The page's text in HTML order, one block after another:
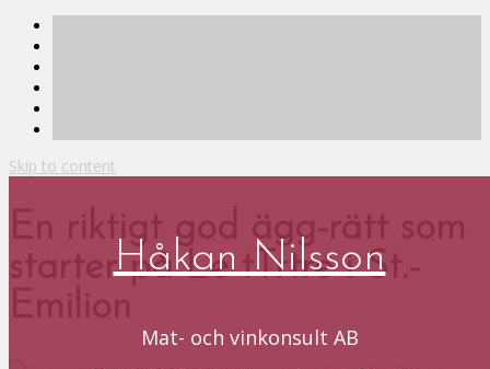
Skip to content
Håkan Nilsson
Mat- och vinkonsult AB
En riktigt god ägg-rätt som
starter på Le tTrtre i St.-
Emilion